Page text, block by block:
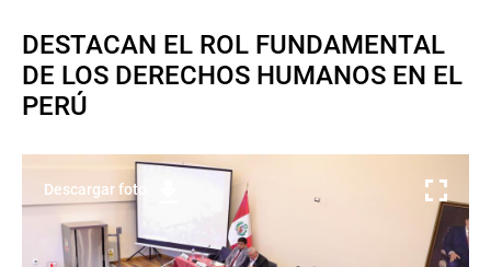
DESTACAN EL ROL FUNDAMENTAL
DE LOS DERECHOS HUMANOS EN EL
PERÚ
Descargar foto